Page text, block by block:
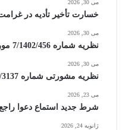
می 30, 2026
خسارت تأخیر تأدیه در
می 30, 2026
نظریه شماره 7/1402/456 مورخ 1402/07/03
می 30, 2026
نظریه مشورتی شماره 7/96/3137 مورخ 1396/12/21
می 23, 2026
شرط جدید استماع دعوا
ژانویه 24, 2026